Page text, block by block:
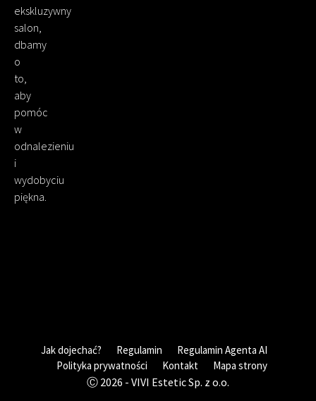
ekskluzywny
salon,
dbamy
o
to,
aby
pomóc
w
odnalezieniu
i
wydobyciu
piękna.
Jak dojechać? Regulamin
Regulamin Agenta AI
Polityka prywatności
Kontakt Mapa strony
Ⓒ 2026 - VIVI Estetic Sp. z o.o.